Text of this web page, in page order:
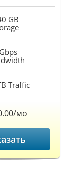
GB
Traffic
мо